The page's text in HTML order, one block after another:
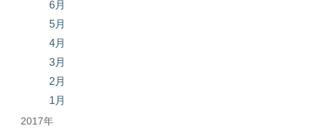
6月
5月
4月
3月
2月
1月
2017年